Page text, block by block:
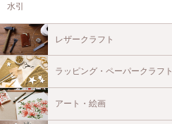
水引
レザークラフト
ラッピング・ペーパークラフト
アート・絵画